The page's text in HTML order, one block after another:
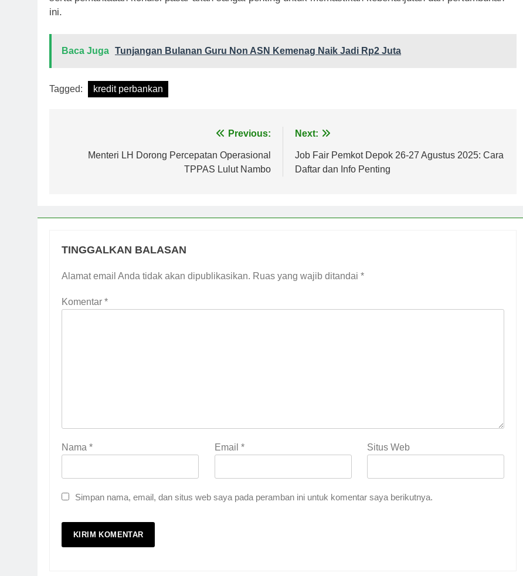
ini.
Baca Juga Tunjangan Bulanan Guru Non ASN Kemenag Naik Jadi Rp2 Juta
Tagged: kredit perbankan
Previous:
Menteri LH Dorong Percepatan Operasional
TPPAS Lulut Nambo
Next:
Job Fair Pemkot Depok 26-27 Agustus 2025: Cara
Daftar dan Info Penting
TINGGALKAN BALASAN
Alamat email Anda tidak akan dipublikasikan. Ruas yang wajib ditandai *
Komentar *
Nama * Email * Situs Web
Simpan nama, email, dan situs web saya pada peramban ini untuk komentar saya berikutnya.